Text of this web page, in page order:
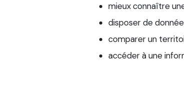
mieux connaître
disposer de
comparer un
accéder à une